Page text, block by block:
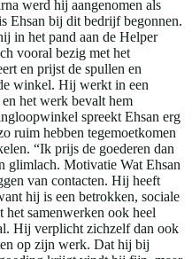
werd hij aangenomen als
Ehsan bij dit bedrijf begonnen.
in het pand aan de Helper
vooral bezig met het
en prijst de spullen en
winkel. Hij werkt in een
het werk bevalt hem
spreekt Ehsan erg
ruim hebben tegemoetkomen
“Ik prijs de goederen dan
glimlach. Motivatie Wat Ehsan
van contacten. Hij heeft
hij is een betrokken, sociale
het samenwerken ook heel
Hij verplicht zichzelf dan ook
op zijn werk. Dat hij bij